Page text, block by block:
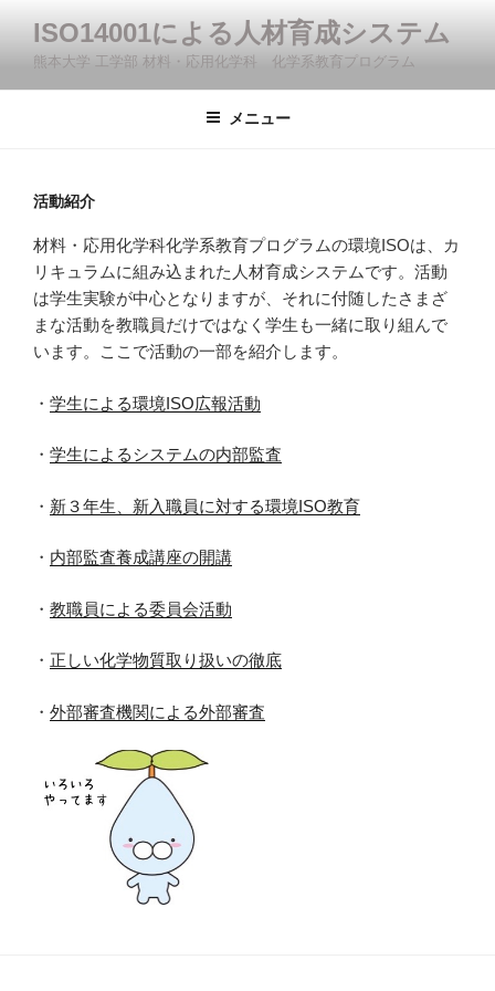
ン
ISO14001による人材育成システム
熊本大学 工学部 材料・応用化学科 化学系教育プログラム
メニュー
活動紹介
材料・応用化学科化学系教育プログラムの環境ISOは、カ
リキュラムに組み込まれた人材育成システムです。活動
は学生実験が中心となりますが、それに付随したさまざ
まな活動を教職員だけではなく学生も一緒に取り組んで
います。ここで活動の一部を紹介します。
・ 学生による環境ISO広報活動
・ 学生によるシステムの内部監査
・ 新３年生、新入職員に対する環境ISO教育
・ 内部監査養成講座の開講
・ 教職員による委員会活動
・ 正しい化学物質取り扱いの徹底
・ 外部審査機関による外部審査